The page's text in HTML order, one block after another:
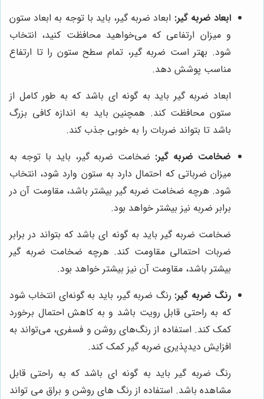
ابعاد ضربه گیر: ابعاد ضربه گیر، باید با توجه به ابعاد ستون
و میزان ارتفاعی که می‌خواهید محافظت کنید، انتخاب
شود. بهتر است ضربه گیر، تمام سطح ستون را تا ارتفاع
مناسب پوشش دهد.
ابعاد ضربه گیر باید به گونه ای باشد که به طور کامل از
ستون محافظت کند. همچنین باید به اندازه کافی بزرگ
باشد تا بتواند ضربات را به خوبی جذب کند.
ضخامت ضربه گیر: ضخامت ضربه گیر، باید با توجه به
میزان ضرباتی که احتمال دارد به ستون وارد شود، انتخاب
شود. هرچه ضخامت ضربه گیر بیشتر باشد، مقاومت آن در
برابر ضربه نیز بیشتر خواهد بود.
ضخامت ضربه گیر باید به گونه ای باشد که بتواند در برابر
ضربات احتمالی مقاومت کند. هرچه ضخامت ضربه گیر
بیشتر باشد، مقاومت آن نیز بیشتر خواهد بود.
رنگ ضربه گیر: رنگ ضربه گیر، باید به گونه‌ای انتخاب شود
که به راحتی قابل رویت باشد و به کاهش احتمال برخورد
کمک کند. استفاده از رنگ‌های روشن و فسفری، می‌تواند به
افزایش دیدپذیری ضربه گیر کمک کند.
رنگ ضربه گیر باید به گونه ای باشد که به راحتی قابل
مشاهده باشد. استفاده از رنگ های روشن و براق می تواند